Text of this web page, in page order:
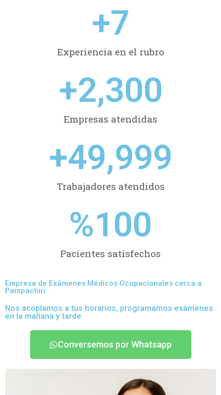
Experiencia en el rubro
+7
Empresas atendidas
+2,300
Trabajadores atendidos
+49,999
Pacientes satisfechos
%100
Empresa de Exámenes Médicos Ocupacionales cerca a
Pampachiri
Nos acoplamos a tus horarios, programamos exámenes
en la mañana y tarde
Conversemos por Whatsapp